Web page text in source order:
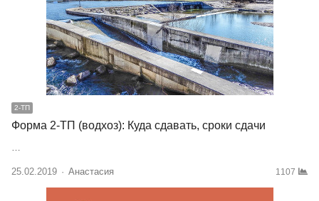
2-ТП
Форма 2-ТП (водхоз): Куда сдавать, сроки сдачи
25.02.2019 Author
Анастасия 1107